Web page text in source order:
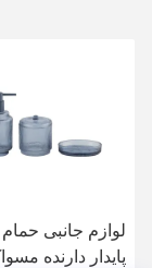
گلس آبی لوازم